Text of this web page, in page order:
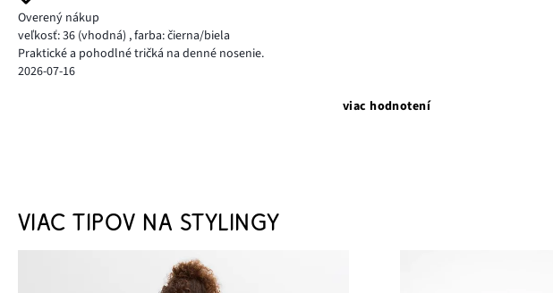
Overený nákup
veľkosť: 36 (vhodná) ,farba: čierna/biela
Praktické a pohodlné tričká na denné nosenie.
2026-07-16
viac hodnotení
VIAC TIPOV NA STYLINGY